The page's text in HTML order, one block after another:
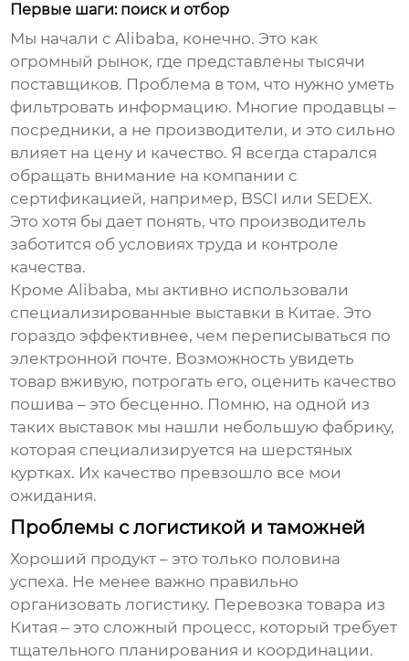
Первые шаги: поиск и отбор
Мы начали с Alibaba, конечно. Это как
огромный рынок, где представлены тысячи
поставщиков. Проблема в том, что нужно уметь
фильтровать информацию. Многие продавцы –
посредники, а не производители, и это сильно
влияет на цену и качество. Я всегда старался
обращать внимание на компании с
сертификацией, например, BSCI или SEDEX.
Это хотя бы дает понять, что производитель
заботится об условиях труда и контроле
качества.
Кроме Alibaba, мы активно использовали
специализированные выставки в Китае. Это
гораздо эффективнее, чем переписываться по
электронной почте. Возможность увидеть
товар вживую, потрогать его, оценить качество
пошива – это бесценно. Помню, на одной из
таких выставок мы нашли небольшую фабрику,
которая специализируется на шерстяных
куртках. Их качество превзошло все мои
ожидания.
Проблемы с логистикой и таможней
Хороший продукт – это только половина
успеха. Не менее важно правильно
организовать логистику. Перевозка товара из
Китая – это сложный процесс, который требует
тщательного планирования и координации.